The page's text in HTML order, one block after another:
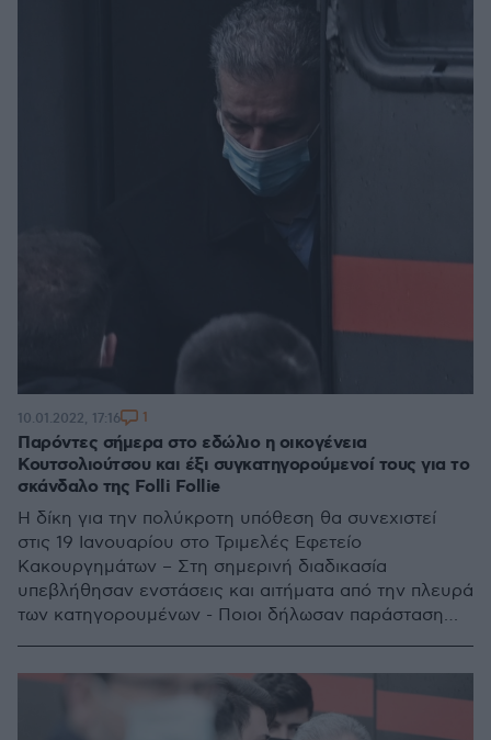
Παρόντες σήμερα στο εδώλιο η οικογένεια
Κουτσολιούτσου και έξι συγκατηγορούμενοί τους για το
σκάνδαλο της Folli Follie
Η δίκη για την πολύκροτη υπόθεση θα συνεχιστεί
στις 19 Ιανουαρίου στο Τριμελές Εφετείο
Κακουργημάτων – Στη σημερινή διαδικασία
υπεβλήθησαν ενστάσεις και αιτήματα από την πλευρά
των κατηγορουμένων - Ποιοι δήλωσαν παράσταση
10.01.2022, 17:16 1